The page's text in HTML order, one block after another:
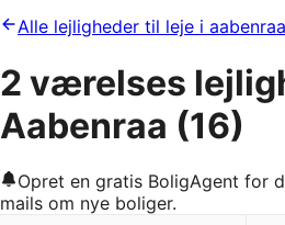
Alle lejligheder til leje i aabenraa
2 værelses
Aabenraa (16)
Opret en gratis BoligAgent for
mails om nye boliger.